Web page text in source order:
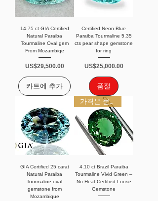
14.75 ct GIA Certified
Natural Paraiba
Tourmaline Oval gem
From Mozambiqe
가격
US$29,500.00
카트에 추가
Certified Neon Blue
Paraiba Tourmaline 5.35
cts pear shape gemstone
for ring
가격
US$25,000.00
품절
GIA Certified 25 carat
Natural Paraiba
Tourmaline oval
gemstone from
Mozambique
가격은 문의 바랍니다
4.10 ct Brazil Paraiba
Tourmaline Vivid Green –
No-Heat Certified Loose
Gemstone